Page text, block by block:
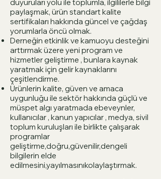
duyuruları yolu ile toplumla, ilgililerle bilgi
paylaşmak, ürün standart kalite
sertifikaları hakkında güncel ve çağdaş
yorumlarla öncü olmak.
Derneğin etkinlik ve kamuoyu desteğini
arttırmak üzere yeni program ve
hizmetler geliştirme , bunlara kaynak
yaratmak için gelir kaynaklarını
çeşitlendirme.
Ürünlerin kalite, güven ve amaca
uygunluğu ile sektör hakkında güçlü ve
müspet algı yaratmada ebeveynler,
kullanıcılar , kanun yapıcılar , medya, sivil
toplum kuruluşları ile birlikte çalışarak
programlar
geliştirme,doğru,güvenilir,dengeli
bilgilerin elde
edilmesini,yayılmasınıkolaylaştırmak.